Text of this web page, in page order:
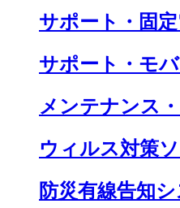
サポート・固
サポート・モ
メンテナンス
ウィルス対策
防災有線告知